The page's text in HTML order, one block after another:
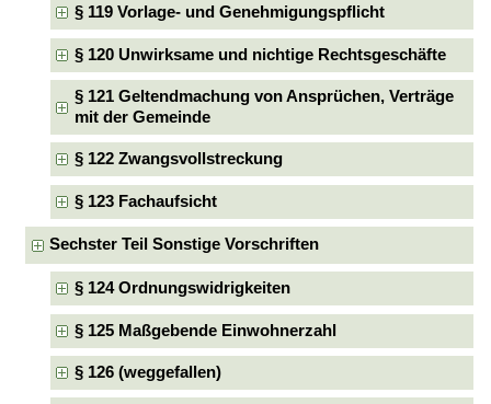
§ 119 Vorlage- und Genehmigungspflicht
§ 120 Unwirksame und nichtige Rechtsgeschäfte
§ 121 Geltendmachung von Ansprüchen, Verträge
mit der Gemeinde
§ 122 Zwangsvollstreckung
§ 123 Fachaufsicht
Sechster Teil Sonstige Vorschriften
§ 124 Ordnungswidrigkeiten
§ 125 Maßgebende Einwohnerzahl
§ 126 (weggefallen)